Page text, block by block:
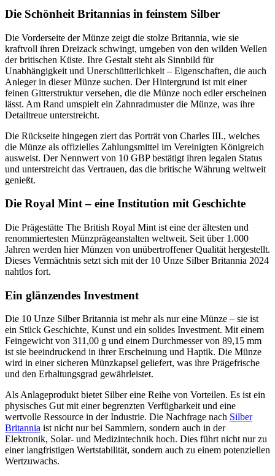
Die Schönheit Britannias in feinstem Silber
Die Vorderseite der Münze zeigt die stolze Britannia, wie sie
kraftvoll ihren Dreizack schwingt, umgeben von den wilden Wellen
der britischen Küste. Ihre Gestalt steht als Sinnbild für
Unabhängigkeit und Unerschütterlichkeit – Eigenschaften, die auch
Anleger in dieser Münze suchen. Der Hintergrund ist mit einer
feinen Gitterstruktur versehen, die die Münze noch edler erscheinen
lässt. Am Rand umspielt ein Zahnradmuster die Münze, was ihre
Detailtreue unterstreicht.
Die Rückseite hingegen ziert das Porträt von Charles III., welches
die Münze als offizielles Zahlungsmittel im Vereinigten Königreich
ausweist. Der Nennwert von 10 GBP bestätigt ihren legalen Status
und unterstreicht das Vertrauen, das die britische Währung weltweit
genießt.
Die Royal Mint – eine Institution mit Geschichte
Die Prägestätte The British Royal Mint ist eine der ältesten und
renommiertesten Münzprägeanstalten weltweit. Seit über 1.000
Jahren werden hier Münzen von unübertroffener Qualität hergestellt.
Dieses Vermächtnis setzt sich mit der 10 Unze Silber Britannia 2024
nahtlos fort.
Ein glänzendes Investment
Die 10 Unze Silber Britannia ist mehr als nur eine Münze – sie ist
ein Stück Geschichte, Kunst und ein solides Investment. Mit einem
Feingewicht von 311,00 g und einem Durchmesser von 89,15 mm
ist sie beeindruckend in ihrer Erscheinung und Haptik. Die Münze
wird in einer sicheren Münzkapsel geliefert, was ihre Prägefrische
und den Erhaltungsgrad gewährleistet.
Als Anlageprodukt bietet Silber eine Reihe von Vorteilen. Es ist ein
physisches Gut mit einer begrenzten Verfügbarkeit und eine
wertvolle Ressource in der Industrie. Die Nachfrage nach Silber
Britannia ist nicht nur bei Sammlern, sondern auch in der
Elektronik, Solar- und Medizintechnik hoch. Dies führt nicht nur zu
einer langfristigen Wertstabilität, sondern auch zu einem potenziellen
Wertzuwachs.